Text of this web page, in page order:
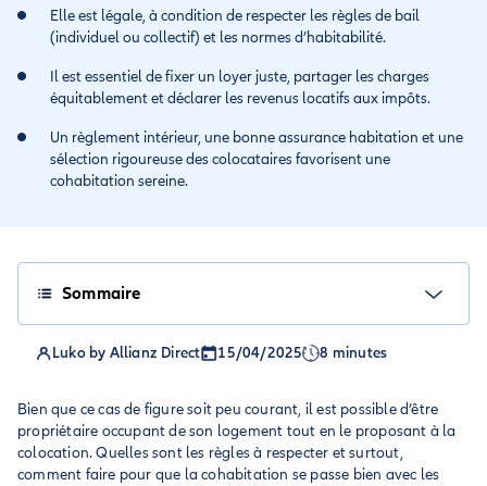
Elle est légale, à condition de respecter les règles de bail
(individuel ou collectif) et les normes d’habitabilité.
Il est essentiel de fixer un loyer juste, partager les charges
équitablement et déclarer les revenus locatifs aux impôts.
Un règlement intérieur, une bonne assurance habitation et une
sélection rigoureuse des colocataires favorisent une
cohabitation sereine.
Sommaire
Luko by Allianz Direct 15/04/2025 8 minutes
Bien que ce cas de figure soit peu courant, il est possible d’être
propriétaire occupant de son logement tout en le proposant à la
colocation. Quelles sont les règles à respecter et surtout,
comment faire pour que la cohabitation se passe bien avec les